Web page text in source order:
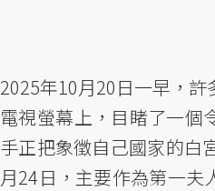
2025年10月20日一早，許
電視螢幕上，目睹了一個
手正把象徵自己國家的白
月24日，主要作為第一夫